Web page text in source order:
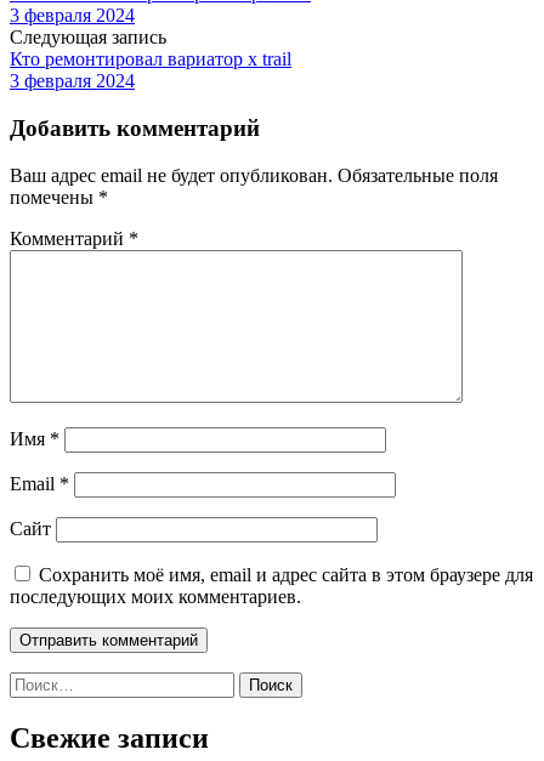
3 февраля 2024
Следующая запись
Кто ремонтировал вариатор x trail
3 февраля 2024
Добавить комментарий
Ваш адрес email не будет опубликован. Обязательные поля
помечены *
Комментарий *
Имя *
Email *
Сайт
Сохранить моё имя, email и адрес сайта в этом браузере для
последующих моих комментариев.
Найти:
Свежие записи